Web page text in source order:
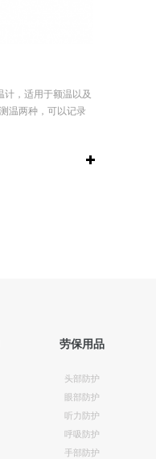
，适用于额温以及
温两种，可以记录
劳保用品
头部防护
眼部防护
听力防护
呼吸防护
手部防护